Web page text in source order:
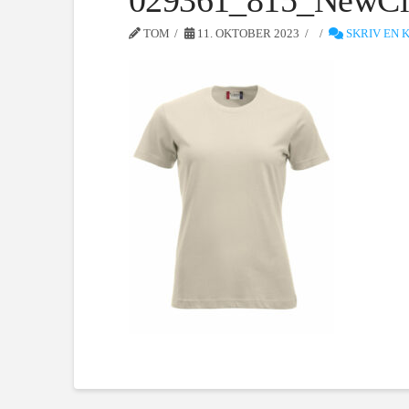
TOM 11. OKTOBER 2023 SKRIV EN